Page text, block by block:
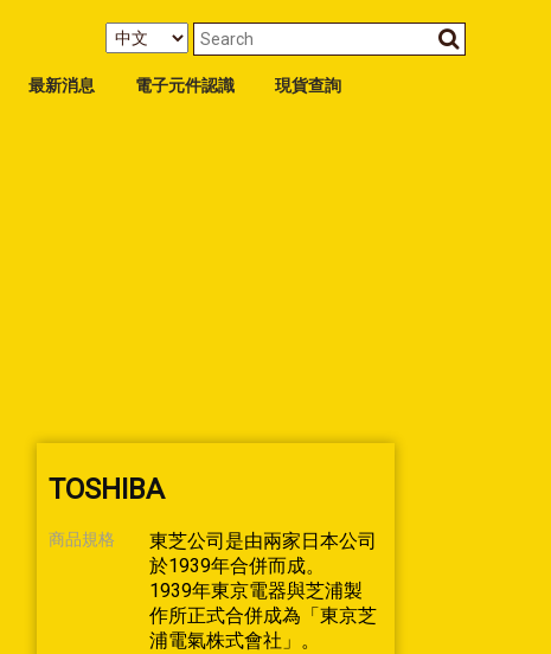
最新消息 電子元件認識 現貨查詢
TOSHIBA
商品規格
東芝公司是由兩家日本公司
於1939年合併而成。
1939年東京電器與芝浦製
作所正式合併成為「東京芝
浦電氣株式會社」。